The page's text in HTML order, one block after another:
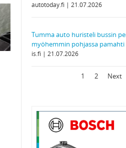
autotoday.fi 21.07.2026
Tumma auto huristeli bussin
myöhemmin pohjassa pamahti
is.fi 21.07.2026
1 2 Next